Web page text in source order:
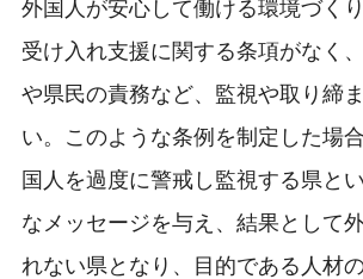
外国人が安心して働ける環境づく
受け入れ支援に関する条項がなく
や県民の責務など、監視や取り締
い。このような条例を制定した場
国人を過度に警戒し監視する県と
なメッセージを与え、結果として
れない県となり、目的である人材